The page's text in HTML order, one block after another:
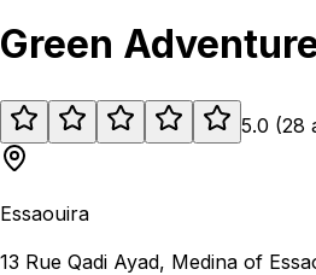
Green
5.0 (28
Essaouira
13 Rue Qadi Ayad, Medina of